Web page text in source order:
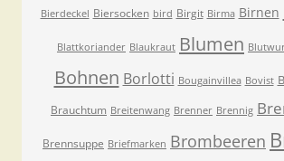
Bierdeckel Biersocken bird Birgit Birma Birnen
Blattkoriander Blaukraut Blumen
Bohnen Borlotti Bougainvillea Bovist
Brauchtum Breitenwang Brenner Brennig
Brennsuppe Briefmarken Brombeeren